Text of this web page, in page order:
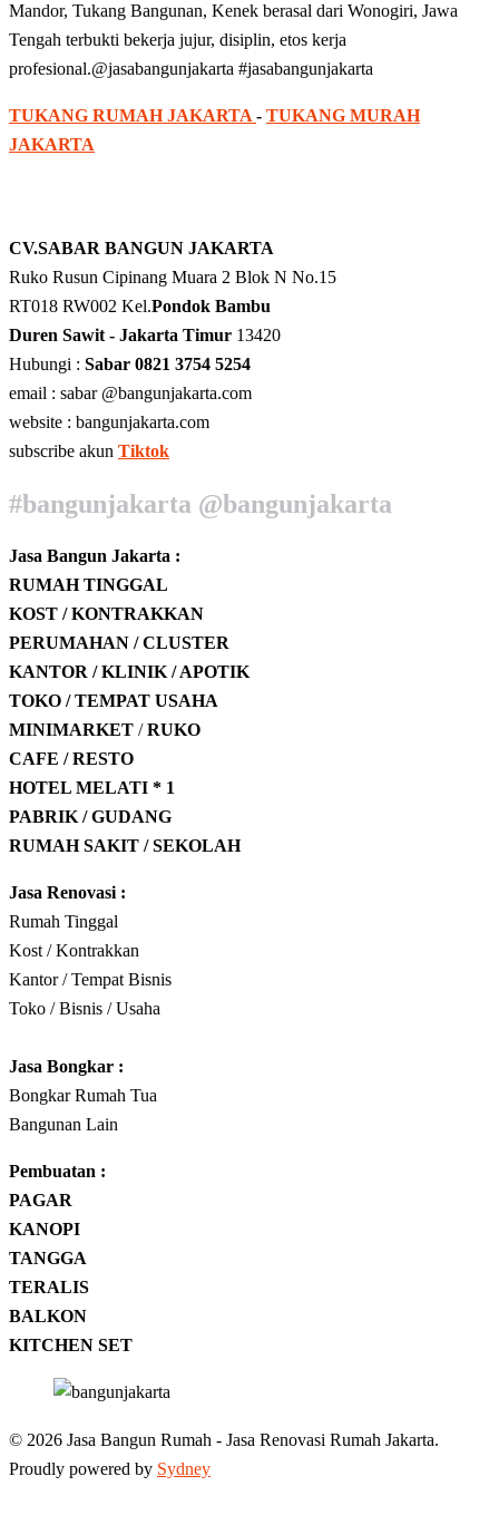
Mandor, Tukang Bangunan, Kenek berasal dari Wonogiri, Jawa
Tengah terbukti bekerja jujur, disiplin, etos kerja
profesional.@jasabangunjakarta #jasabangunjakarta
TUKANG RUMAH JAKARTA - TUKANG MURAH
JAKARTA
CV.SABAR BANGUN JAKARTA
Ruko Rusun Cipinang Muara 2 Blok N No.15
RT018 RW002 Kel.Pondok Bambu
Duren Sawit - Jakarta Timur 13420
Hubungi : Sabar 0821 3754 5254
email : sabar @bangunjakarta.com
website : bangunjakarta.com
subscribe akun Tiktok
#bangunjakarta @bangunjakarta
Jasa Bangun Jakarta :
RUMAH TINGGAL
KOST / KONTRAKKAN
PERUMAHAN / CLUSTER
KANTOR / KLINIK / APOTIK
TOKO / TEMPAT USAHA
MINIMARKET /RUKO
CAFE / RESTO
HOTEL MELATI * 1
PABRIK / GUDANG
RUMAH SAKIT / SEKOLAH
Jasa Renovasi :
Rumah Tinggal
Kost / Kontrakkan
Kantor / Tempat Bisnis
Toko / Bisnis / Usaha
Jasa Bongkar :
Bongkar Rumah Tua
Bangunan Lain
Pembuatan :
PAGAR
KANOPI
TANGGA
TERALIS
BALKON
KITCHEN SET
© 2026 Jasa Bangun Rumah - Jasa Renovasi Rumah Jakarta.
Proudly powered by Sydney